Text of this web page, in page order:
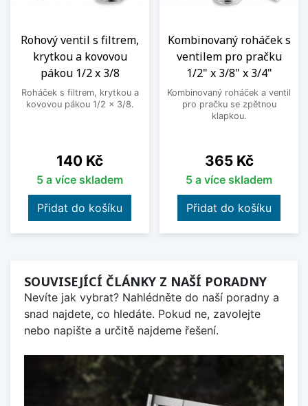
Rohový ventil s filtrem,
krytkou a kovovou
pákou 1/2 x 3/8
Roháček s filtrem, krytkou a
kovovou pákou 1/2 x 3/8.
Cena
140 Kč
5 a více skladem
Přidat do košíku
Kombinovaný roháček s
ventilem pro pračku
1/2" x 3/8" x 3/4"
Kombinovaný roháček a ventil
pro pračku se zpětnou
klapkou.
Cena
365 Kč
5 a více skladem
Přidat do košíku
SOUVISEJÍCÍ ČLÁNKY Z NAŠÍ PORADNY
Nevíte jak vybrat? Nahlédněte do naší poradny a
snad najdete, co hledáte. Pokud ne, zavolejte
nebo napište a určitě najdeme řešení.